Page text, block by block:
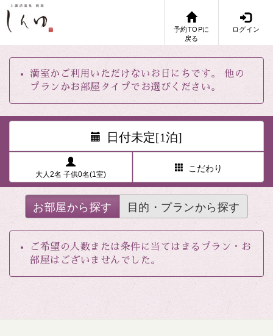
予約TOPに
戻る
ログイン
満室かご利用いただけないお日にちです。 他の
プランかお部屋タイプでお選びください。
日付未定[1泊]
大人2名 子供0名(1室)
こだわり
お部屋から探す 目的・プランから探す
ご希望の人数または条件に当てはまるプラン・お
部屋はございませんでした。